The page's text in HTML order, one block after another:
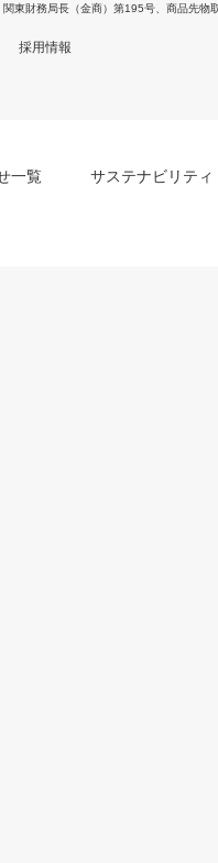
東財務局長（金商）第195号、商品先物
採用情報
一覧 サステナビリティ